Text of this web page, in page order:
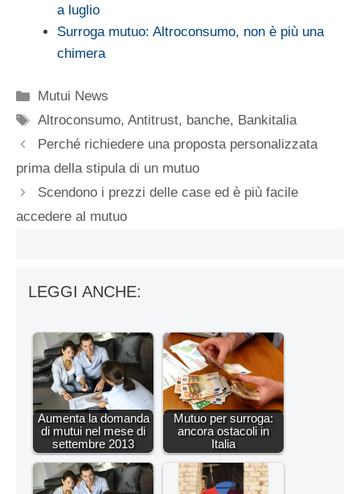
a luglio
Surroga mutuo: Altroconsumo, non è più una
chimera
Categorie
Mutui News
Tag
Altroconsumo,Antitrust, banche, Bankitalia
Perché richiedere una proposta personalizzata
prima della stipula di un mutuo
Scendono i prezzi delle case ed è più facile
accedere al mutuo
LEGGI ANCHE:
Aumenta la domanda
di mutui nel mese di
settembre 2013
Mutuo per surroga:
ancora ostacoli in
Italia